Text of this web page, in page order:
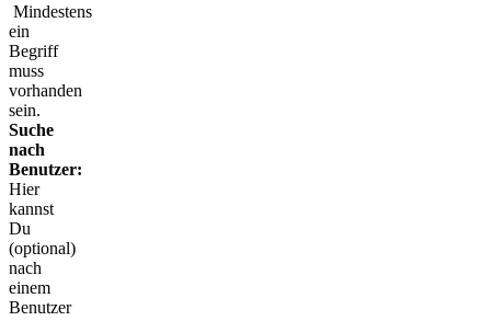
Mindestens
ein
Begriff
muss
vorhanden
sein.
Suche
nach
Benutzer:
Hier
kannst
Du
(optional)
nach
einem
Benutzer